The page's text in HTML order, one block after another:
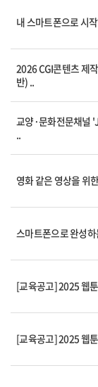
내 스마트폰으로 시
2026 CGI콘텐츠 제
반) ..
교양·문화전문채널
..
영화 같은 영상을 위
스마트폰으로 완성
[교육공고] 2025 웹
[교육공고] 2025 웹